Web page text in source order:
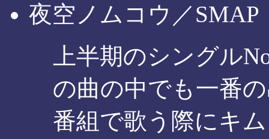
夜空ノムコウ／SMAP
上半期のシングル
の曲の中でも一番
番組で歌う際にキ